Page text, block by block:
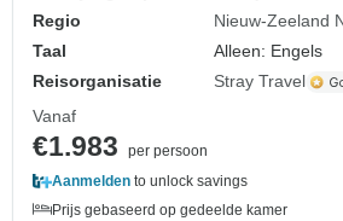
Regio
Nieuw-Zeeland
Taal
Alleen: Engels
Reisorganisatie
Stray Travel
Vanaf
€1.983
per persoon
Aanmelden to unlock savings
Prijs gebaseerd op gedeelde kamer